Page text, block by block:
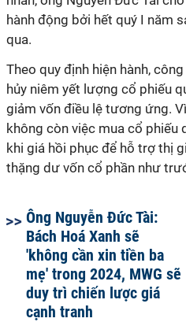
hành động bởi hết quý I năm
qua.
Theo quy định hiện hành,
hủy niêm yết lượng cổ phiếu
giảm vốn điều lệ tương ứng.
không còn việc mua cổ phiếu
khi giá hồi phục để hỗ trợ thị
thặng dư vốn cổ phần như
Ông Nguyễn Đức Tài:
Bách Hoá Xanh sẽ
'không cần xin tiền ba
mẹ' trong 2024, MWG sẽ
duy trì chiến lược giá
cạnh tranh